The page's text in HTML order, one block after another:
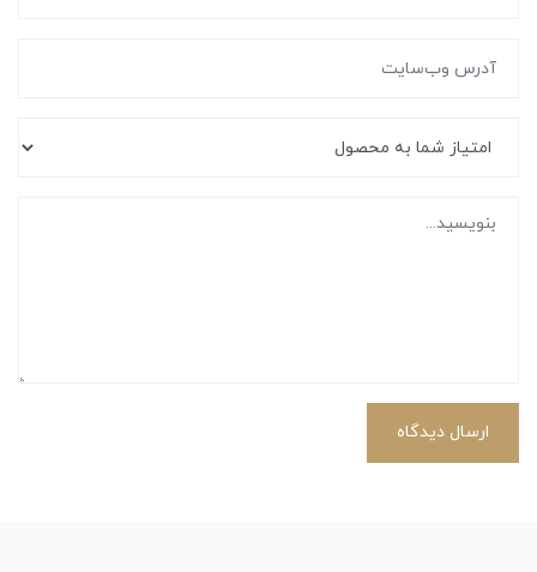
ارسال دیدگاه